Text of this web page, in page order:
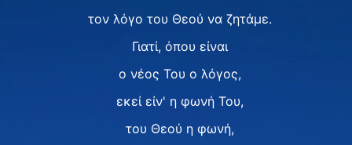
τον λόγο του Θεού να ζητάμε.
Γιατί, όπου είναι
ο νέος Του ο λόγος,
εκεί είν' η φωνή Του,
του Θεού η φωνή,